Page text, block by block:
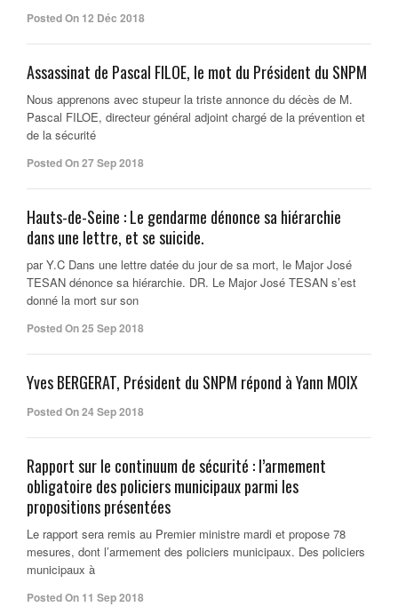
Posted On 12 Déc 2018
Assassinat de Pascal FILOE, le mot du Président du SNPM
Nous apprenons avec stupeur la triste annonce du décès de M.
Pascal FILOE, directeur général adjoint chargé de la prévention et
de la sécurité
Posted On 27 Sep 2018
Hauts-de-Seine : Le gendarme dénonce sa hiérarchie
dans une lettre, et se suicide.
par Y.C Dans une lettre datée du jour de sa mort, le Major José
TESAN dénonce sa hiérarchie. DR. Le Major José TESAN s’est
donné la mort sur son
Posted On 25 Sep 2018
Yves BERGERAT, Président du SNPM répond à Yann MOIX
Posted On 24 Sep 2018
Rapport sur le continuum de sécurité : l’armement
obligatoire des policiers municipaux parmi les
propositions présentées
Le rapport sera remis au Premier ministre mardi et propose 78
mesures, dont l’armement des policiers municipaux. Des policiers
municipaux à
Posted On 11 Sep 2018